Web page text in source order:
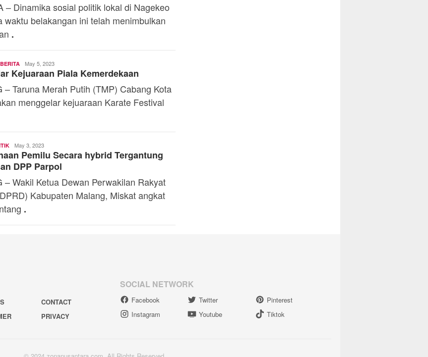
– Dinamika sosial politik lokal di Nagekeo
waktu belakangan ini telah menimbulkan
.
BERITA Toski
Dermaleksana
May 5, 2023
Kejuaraan Piala Kemerdekaan
– Taruna Merah Putih (TMP) Cabang Kota
menggelar kejuaraan Karate Festival
Toski
Dermaleksana
May 3, 2023
Pemilu Secara hybrid Tergantung
DPP Parpol
– Wakil Ketua Dewan Perwakilan Rakyat
Kabupaten Malang, Miskat angkat
.
CONTACT
PRIVACY
SOCIAL NETWORK
Facebook Twitter
Pinterest
Instagram
Youtube Tiktok